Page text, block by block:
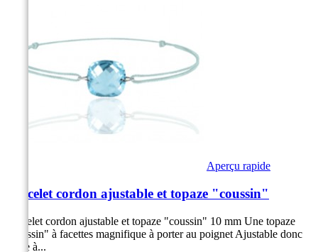
Aperçu rapide
Bracelet cordon ajustable et topaze "coussin"
Bracelet cordon ajustable et topaze "coussin" 10 mm Une topaze
"coussin" à facettes magnifique à porter au poignet Ajustable donc
facile à...